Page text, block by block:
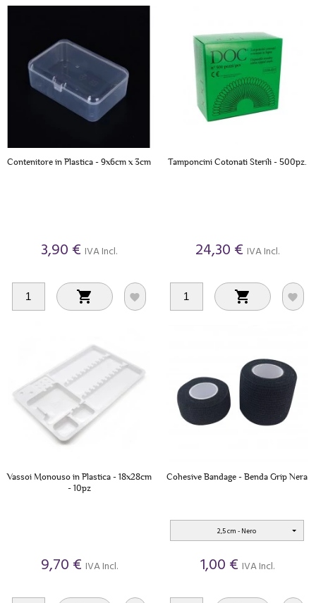
Contenitore in Plastica - 9x6cm x 3cm
3,90 € IVA Incl.
 
Tamponcini Cotonati Sterili - 500pz.
24,30 € IVA Incl.
 
Vassoi Monouso in Plastica - 18x28cm
- 10pz
9,70 € IVA Incl.
Cohesive Bandage - Benda Grip Nera
2,5 cm - Nero
1,00 € IVA Incl.